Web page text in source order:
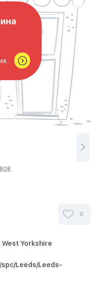
0
Yorkshire
Leeds/Leeds-